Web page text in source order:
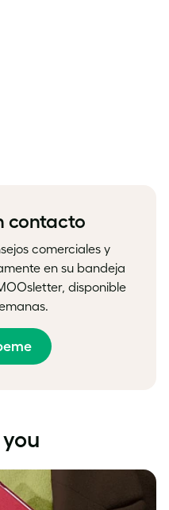
contacto
comerciales y
en su bandeja
disponible